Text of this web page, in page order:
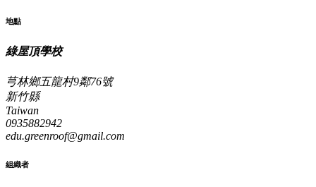
地點
綠屋頂學校
芎林鄉五龍村9鄰76號
新竹縣
Taiwan
0935882942
edu.greenroof@gmail.com
組織者